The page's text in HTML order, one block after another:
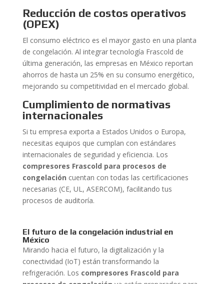
Reducción de costos operativos
(OPEX)
El consumo eléctrico es el mayor gasto en una planta
de congelación. Al integrar tecnología Frascold de
última generación, las empresas en México reportan
ahorros de hasta un 25% en su consumo energético,
mejorando su competitividad en el mercado global.
Cumplimiento de normativas
internacionales
Si tu empresa exporta a Estados Unidos o Europa,
necesitas equipos que cumplan con estándares
internacionales de seguridad y eficiencia. Los
compresores Frascold para procesos de
congelación cuentan con todas las certificaciones
necesarias (CE, UL, ASERCOM), facilitando tus
procesos de auditoría.
El futuro de la congelación industrial en
México
Mirando hacia el futuro, la digitalización y la
conectividad (IoT) están transformando la
refrigeración. Los compresores Frascold para